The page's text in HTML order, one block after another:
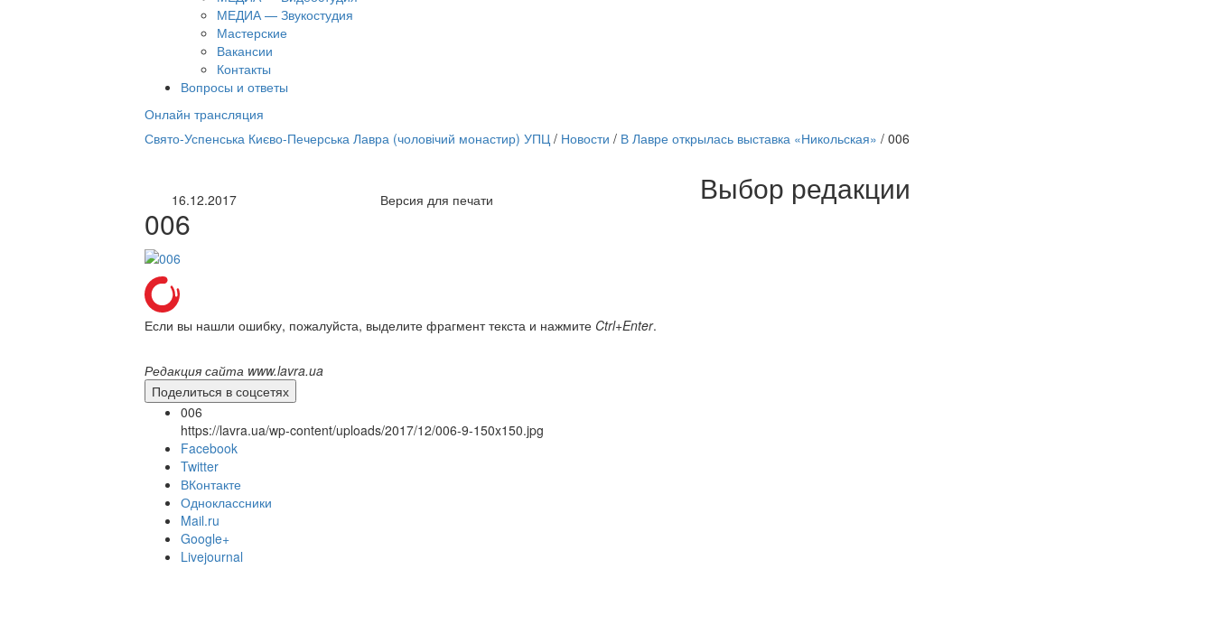
МЕДИА — Звукостудия
Мастерские
Вакансии
Контакты
Вопросы и ответы
Онлайн трансляция
12 сентября
Свято-Успенська Києво-Печерська Лавра (чоловічий монастир) УПЦ/ Новости / В Лавре открылась выставка «Никольская» / 006
16.12.2017 Версия для печати
006
Если вы нашли ошибку, пожалуйста, выделите фрагмент текста и нажмите Ctrl+Enter.
Редакция сайта www.lavra.ua
Поделиться в соцсетях
006
https://lavra.ua/wp-content/uploads/2017/12/006-9-150x150.jpg
Facebook
Twitter
ВКонтакте
Одноклассники
Mail.ru
Google+
Livejournal
Выбор редакции